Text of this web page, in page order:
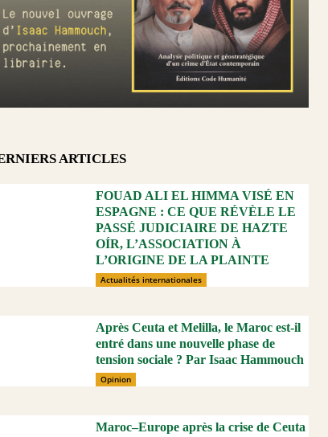
ARTICLES
FOUAD ALI EL HIMMA VISÉ EN
ESPAGNE : CE QUE RÉVÈLE LE
PASSÉ JUDICIAIRE DE HAZTE
OÍR, L’ASSOCIATION À
L’ORIGINE DE LA PLAINTE
Actualités internationales
Après Ceuta et Melilla, le Maroc est-il
entré dans une nouvelle phase de
tension sociale ? Par Isaac Hammouch
Opinion
Maroc–Europe après la crise de Ceuta